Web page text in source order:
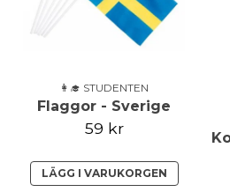
👩‍🎓 STUDENTEN
Flaggor - Sverige
59 kr
LÄGG I VARUKORGEN